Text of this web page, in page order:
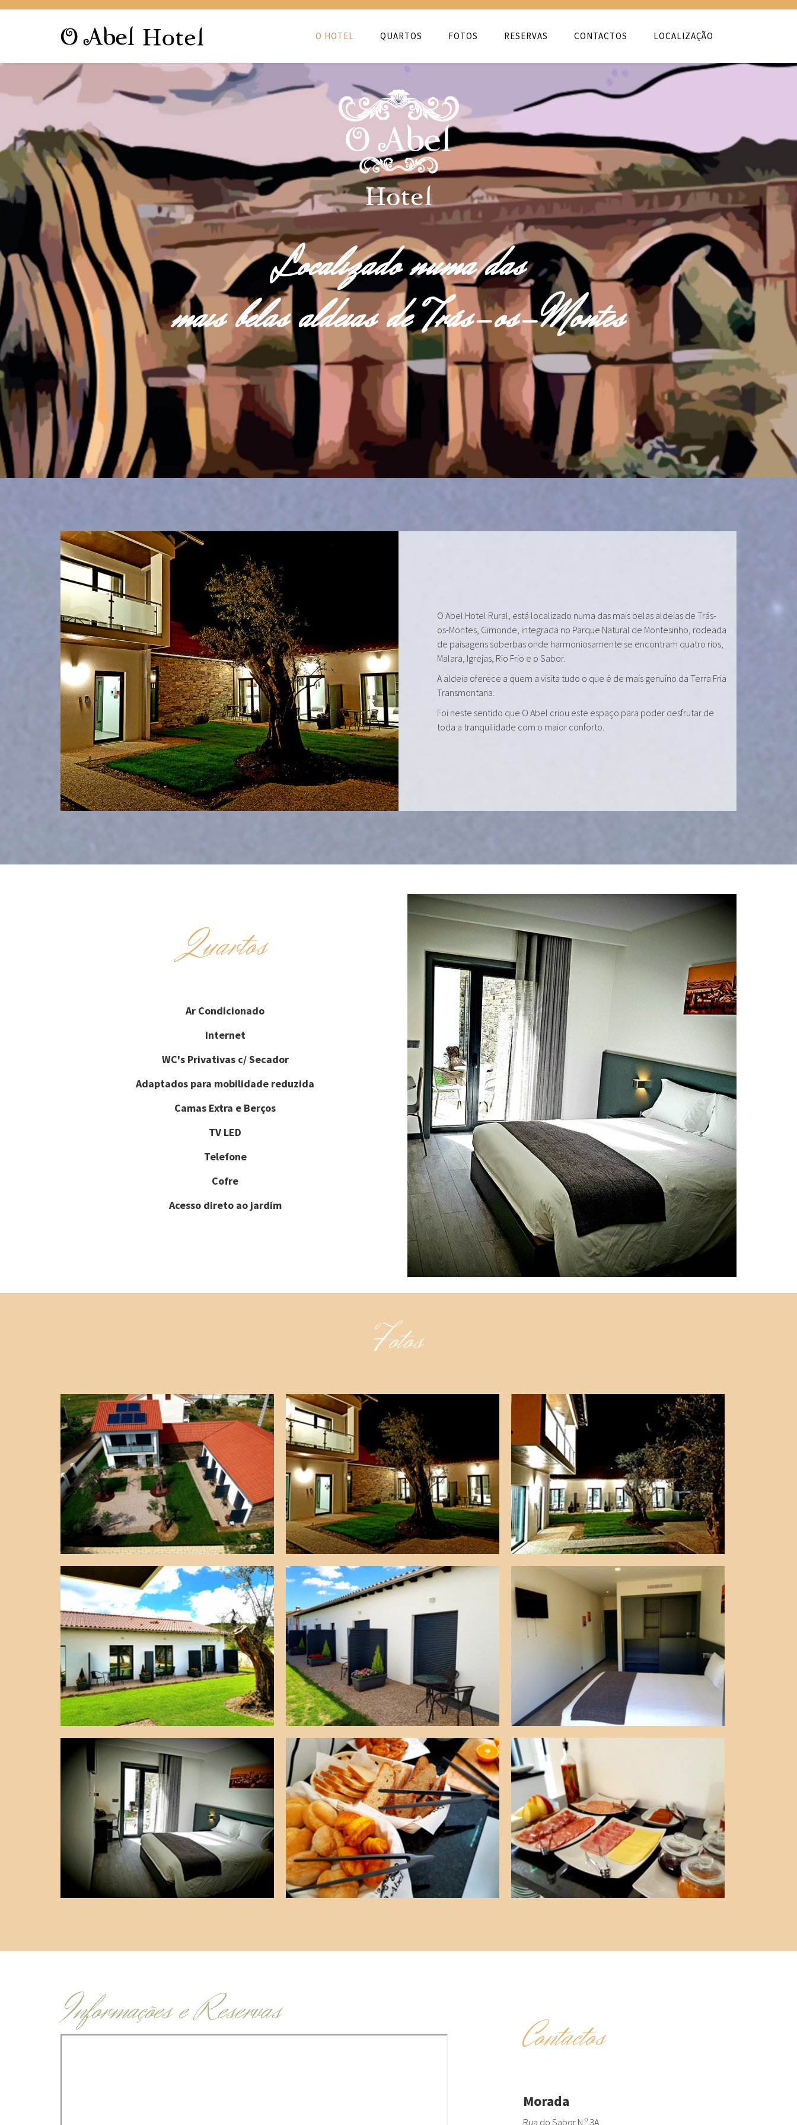
O HOTEL QUARTOS FOTOS RESERVAS CONTACTOS LOCALIZAÇÃO
Localizado numa das
mais belas aldeias de Trás-os-Montes
O Abel Hotel Rural, está localizado numa das mais belas aldeias de Trás-
os-Montes, Gimonde, integrada no Parque Natural de Montesinho, rodeada
de paisagens soberbas onde harmoniosamente se encontram quatro rios,
Malara, Igrejas, Rio Frio e o Sabor.
A aldeia oferece a quem a visita tudo o que é de mais genuíno da Terra Fria
Transmontana.
Foi neste sentido que O Abel criou este espaço para poder desfrutar de
toda a tranquilidade com o maior conforto.
Quartos
Ar Condicionado
Internet
WC's Privativas c/ Secador
Adaptados para mobilidade reduzida
Camas Extra e Berços
TV LED
Telefone
Cofre
Acesso direto ao jardim
Fotos
Informações e Reservas
Contactos
Morada
Rua do Sabor N.º 3A